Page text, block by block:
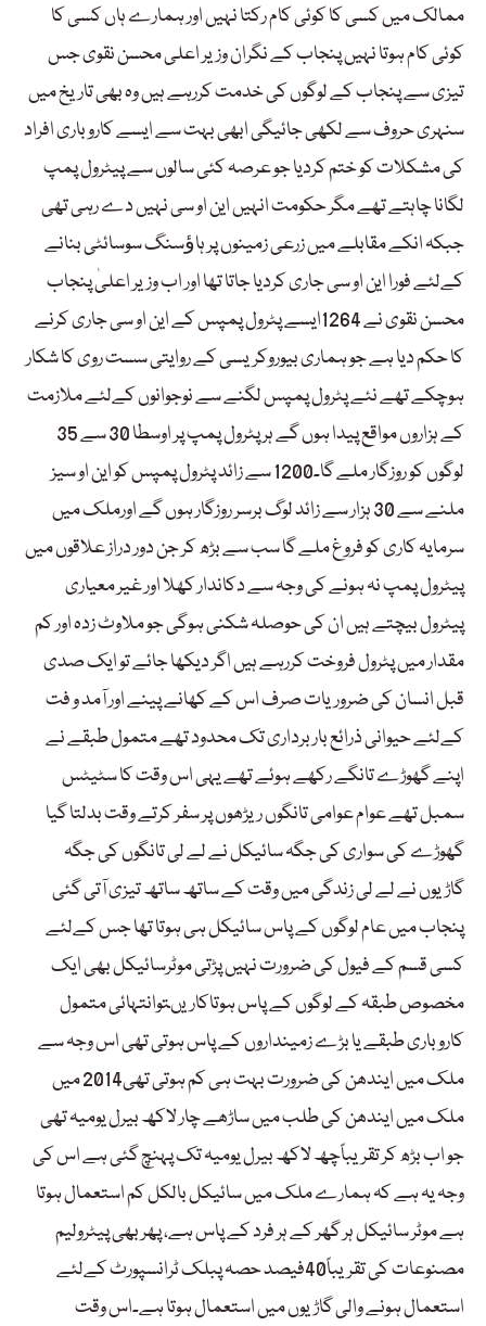
ممالک میں کسی کا کوئی کام رکتا نہیں اور ہمارے ہاں کسی کا
کوئی کام ہوتا نہیں پنجاب کے نگران وزیر اعلی محسن نقوی جس
تیزی سے پنجاب کے لوگوں کی خدمت کررہے ہیں وہ بھی تاریخ میں
سنہری حروف سے لکھی جائیگی ابھی بہت سے ایسے کاروباری افراد
کی مشکلات کو ختم کردیا جو عرصہ کئی سالوں سے پیٹرول پمپ
لگانا چاہتے تھے مگر حکومت انہیں این او سی نہیں دے رہی تھی
جبکہ انکے مقابلے میں زرعی زمینوں پر ہاﺅسنگ سوسائٹی بنانے
کےلئے فورا این او سی جاری کردیا جاتا تھا اور اب وزیر اعلیٰ پنجاب
محسن نقوی نے 1264ایسے پٹرول پمپس کے این او سی جاری کرنے
کا حکم دیا ہے جو ہماری بیوروکریسی کے روایتی سست روی کا شکار
ہوچکے تھے نئے پٹرول پمپس لگنے سے نوجوانوں کےلئے ملازمت
کے ہزاروں مواقع پیدا ہوں گے ہر پٹرول پمپ پر اوسطا 30 سے 35
لوگوں کو روزگار ملے گا۔1200 سے زائد پٹرول پمپس کو این او سیز
ملنے سے 30 ہزار سے زائد لوگ برسر روزگار ہوں گے اورملک میں
سرمایہ کاری کو فروغ ملے گا سب سے بڑھ کر جن دور دراز علاقوں میں
پیٹرول پمپ نہ ہونے کی وجہ سے دکاندار کھلا اور غیر معیاری
پیٹرول بیچتے ہیں ان کی حوصلہ شکنی ہوگی جو ملاوٹ زدہ اور کم
مقدار میں پٹرول فروخت کررہے ہیں اگر دیکھا جائے تو ایک صدی
قبل انسان کی ضروریات صرف اس کے کھانے پینے اور آمد و فت
کےلئے حیوانی ذرائع باربرداری تک محدود تھے متمول طبقے نے
اپنے گھوڑے تانگے رکھے ہوئے تھے یہی اس وقت کا سٹیٹس
سمبل تھے عوام عوامی تانگوں ریڑھوں پر سفر کرتے وقت بدلتا گیا
گھوڑے کی سواری کی جگہ سائیکل نے لے لی تانگوں کی جگہ
گاڑیوں نے لے لی زندگی میں وقت کے ساتھ ساتھ تیزی آتی گئی
پنجاب میں عام لوگوں کے پاس سائیکل ہی ہوتا تھا جس کےلئے
کسی قسم کے فیول کی ضرورت نہیں پڑتی موٹرسائیکل بھی ایک
مخصوص طبقہ کے لوگوں کے پاس ہوتاکاریںتوانتہائی متمول
کاروباری طبقے یا بڑے زمینداروں کے پاس ہوتی تھی اس وجہ سے
ملک میں ایندھن کی ضرورت بہت ہی کم ہوتی تھی2014 میں
ملک میں ایندھن کی طلب میں ساڑھے چار لاکھ بیرل یومیہ تھی
جو اب بڑھ کر تقریباًچھ لاکھ بیرل یومیہ تک پہنچ گئی ہے اس کی
وجہ یہ ہے کہ ہمارے ملک میں سائیکل بالکل کم استعمال ہوتا
ہے موٹر سائیکل ہر گھر کے ہر فرد کے پاس ہے، پھر بھی پیٹرولیم
مصنوعات کی تقریباً40فیصد حصہ پبلک ٹرانسپورٹ کےلئے
استعمال ہونے والی گاڑیوں میں استعمال ہوتا ہے۔اس وقت